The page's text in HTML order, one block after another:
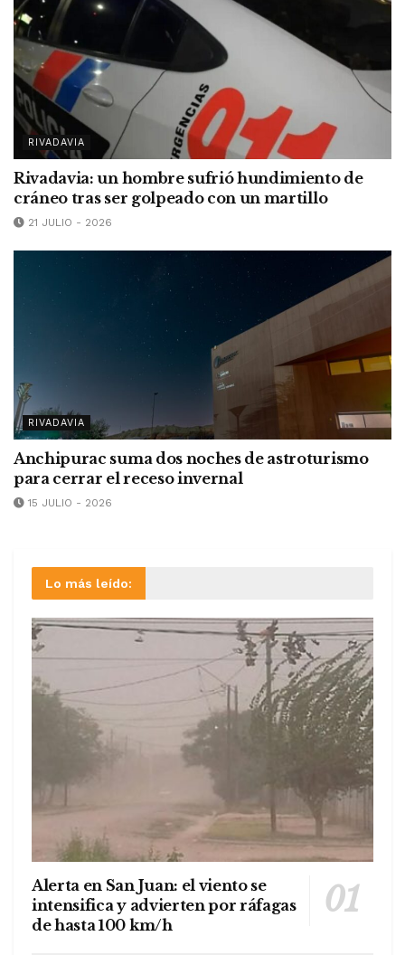
RIVADAVIA
Rivadavia: un hombre sufrió hundimiento de
cráneo tras ser golpeado con un martillo
21 JULIO - 2026
RIVADAVIA
Anchipurac suma dos noches de astroturismo
para cerrar el receso invernal
15 JULIO - 2026
Lo más leído:
Alerta en San Juan: el viento se
intensifica y advierten por ráfagas
de hasta 100 km/h